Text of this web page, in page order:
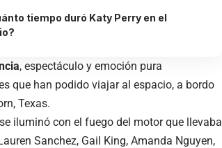
tiempo duró Katy Perry en el
, espectáculo y emoción pura
que han podido viajar al espacio, a bordo
Texas.
se iluminó con el fuego del motor que llevaba
Sanchez, Gail King, Amanda Nguyen,